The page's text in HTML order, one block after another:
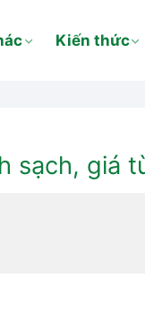
Kiến thức
sạch, giá